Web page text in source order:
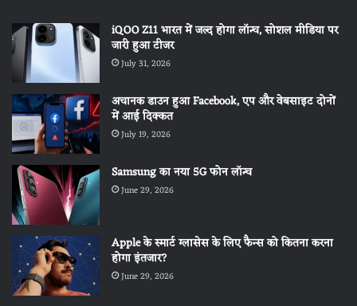
iQOO Z11 भारत में जल्द होगा लॉन्च, सोशल मीडिया पर
जारी हुआ टीजर
July 31, 2026
अचानक डाउन हुआ Facebook, एप और वेबसाइट दोनों
में आई दिक्कत
July 19, 2026
Samsung का नया 5G फोन लॉन्च
June 29, 2026
Apple के स्मार्ट ग्लासेस के लिए फैन्स को कितना करना
होगा इंतजार?
June 29, 2026